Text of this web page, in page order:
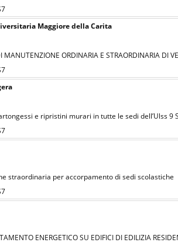
Maggiore della Carita
ORDINARIA E STRAORDINARIA DI
e ripristini murari in tutte le sedi dell’Ulss 9
straordinaria per accorpamento di sedi scolastiche
ENERGETICO SU EDIFICI DI EDILIZIA